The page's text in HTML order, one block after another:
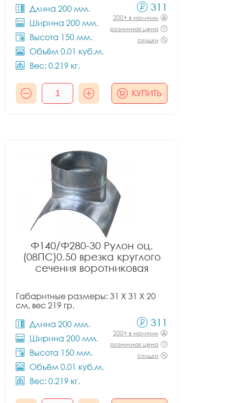
Длина 200 мм.
Ширина 200 мм.
Высота 150 мм.
Объём 0.01 куб.м.
Вес: 0.219 кг.
311
200+ в наличии
розничная цена
скидки
КУПИТЬ
Ф140/Ф280-30 Рулон оц.
(08ПС)0.50 врезка круглого
сечения воротниковая
Габаритные размеры: 31 X 31 X 20
см, вес 219 гр.
Длина 200 мм.
Ширина 200 мм.
Высота 150 мм.
Объём 0.01 куб.м.
Вес: 0.219 кг.
311
200+ в наличии
розничная цена
скидки